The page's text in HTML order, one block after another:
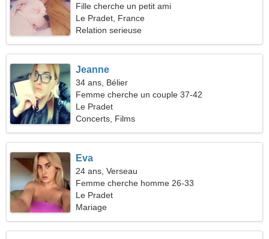
Fille cherche un petit ami
Le Pradet, France
Relation serieuse
Jeanne
34 ans, Bélier
Femme cherche un couple 37-42
Le Pradet
Concerts, Films
Eva
24 ans, Verseau
Femme cherche homme 26-33
Le Pradet
Mariage